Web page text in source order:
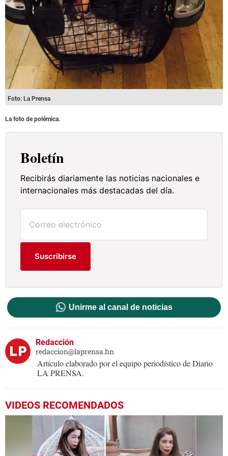
Foto: La Prensa
La foto de polémica.
Boletín
Recibirás diariamente las noticias nacionales e
internacionales más destacadas del día.
Suscribirse
Unirme al canal de noticias
Redacción
redaccion@laprensa.hn
Artículo elaborado por el equipo periodístico de Diario
LA PRENSA.
VIDEOS RECOMENDADOS